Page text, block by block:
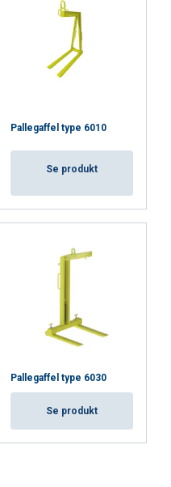
Pallegaffel type 6010
Se produkt
Pallegaffel type 6030
Se produkt
Uklassificerede
ALLE